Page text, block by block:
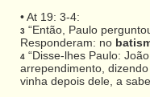
• At 19: 3-4:
3 “Então, Paulo
Responderam: no
4 “Disse-lhes Paulo:
arrependimento,
vinha depois dele, a